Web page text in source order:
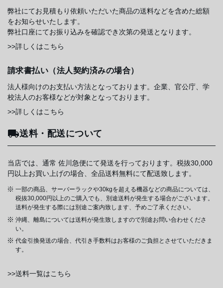
弊社にてお見積もり依頼いただいた商品の送料などを含めた総額
をお知らせいたします。
弊社口座にてお振り込みを確認でき次第の発送となります。
>>詳しくはこちら
請求書払い（法人契約済みの場合）
法人様向けのお支払い方法となっております。企業、官公庁、学
校法人のお客様などが対象となっております。
>>詳しくはこちら
送料・配送について
当店では、通常 佐川急便にて発送を行っております。税抜30,000
円以上お買い上げの場合、全品送料無料にて配送致します。
一部の商品、サーバーラックや30kgを超える機器などの商品については、
税抜30,000円以上のご購入でも、別途送料が発生する場合がございます。
送料が発生する際には別途ご案内致します、予めご了承ください。
沖縄、離島については送料が発生致しますので別途お問い合わせくださ
い。
代金引換発送の場合、代引き手数料はお客様のご負担とさせていただきま
す。
>>送料一覧はこちら